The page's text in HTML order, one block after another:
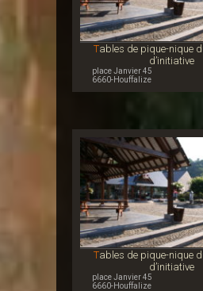
Tables de pique-nique du Syndicat
d’initiative
place Janvier 45
6660-Houffalize
Tables de pique-nique du Syndicat
d’initiative
place Janvier 45
6660-Houffalize